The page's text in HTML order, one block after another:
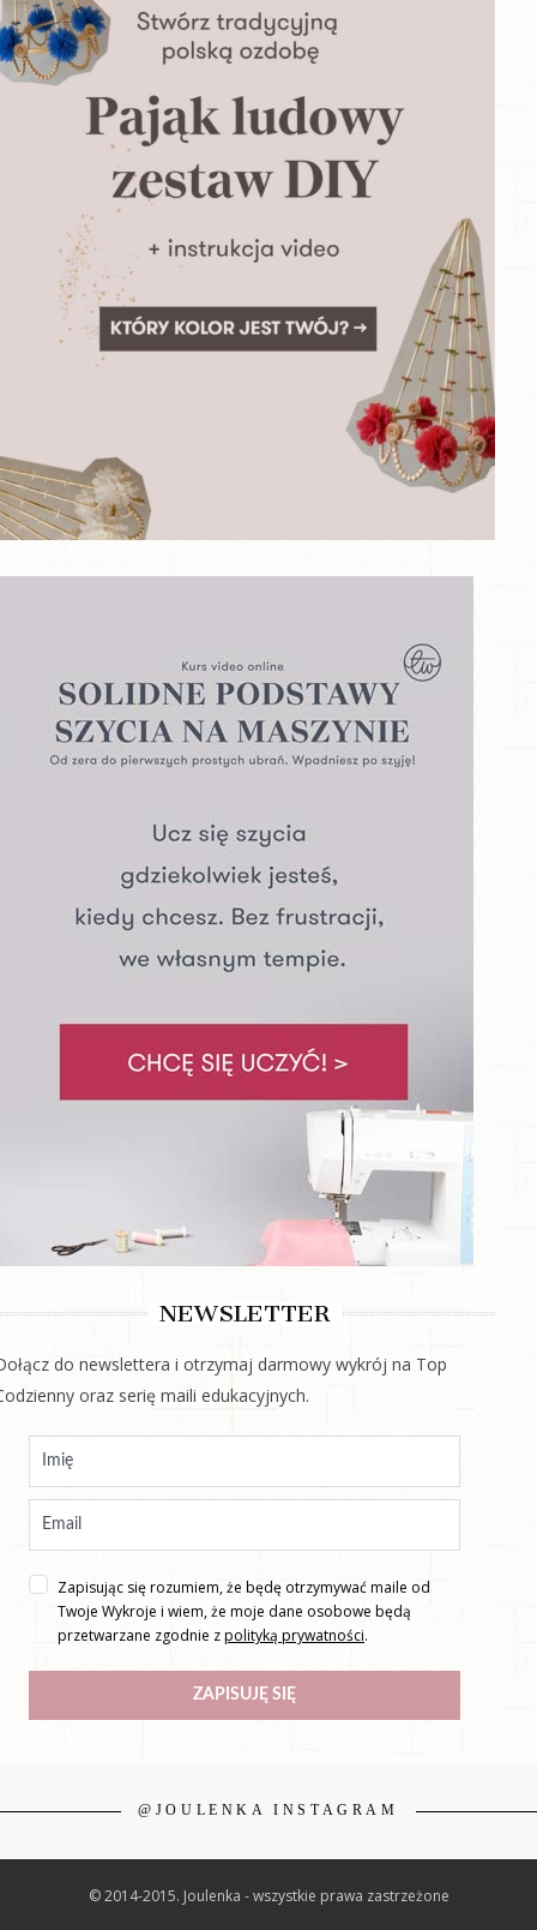
NEWSLETTER
do newslettera i otrzymaj darmowy wykrój na Top
oraz serię maili edukacyjnych.
Zapisując się rozumiem, że będę otrzymywać maile od
Twoje Wykroje i wiem, że moje dane osobowe będą
przetwarzane zgodnie zpolityką prywatności.
ZAPISUJĘ SIĘ
@JOULENKA INSTAGRAM
© 2014-2015. Joulenka - wszystkie prawa zastrzeżone